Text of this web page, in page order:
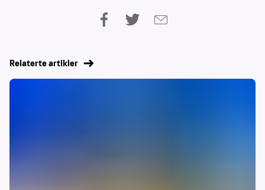
Relaterte artikler